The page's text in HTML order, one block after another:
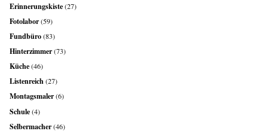
Erinnerungskiste(27)
Fotolabor(59)
Fundbüro(83)
Hinterzimmer(73)
Küche(46)
Listenreich(27)
Montagsmaler(6)
Schule(4)
Selbermacher(46)